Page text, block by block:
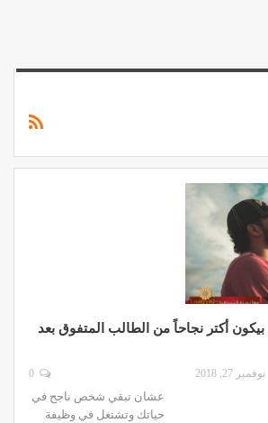
أكتر نجاحاً من الطالب المتفوق بعد
نوفمبر 27, 2018
عشان تبقي شخص ناجح في
حياتك وتشتغل في وظيفة